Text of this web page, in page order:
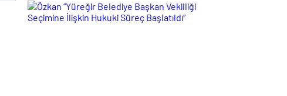
yağış görülecek